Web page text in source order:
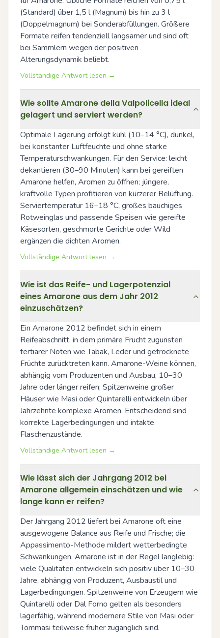
(Standard) über 1,5 l (Magnum) bis hin zu 3 l
(Doppelmagnum) bei Sonderabfüllungen. Größere
Formate reifen tendenziell langsamer und sind oft
bei Sammlern wegen der positiven
Alterungsdynamik beliebt.
Vollständige Antwort lesen →
Wie sollte Amarone della Valpolicella ideal
gelagert und serviert werden?
Optimale Lagerung erfolgt kühl (10–14 °C), dunkel,
bei konstanter Luftfeuchte und ohne starke
Temperaturschwankungen. Für den Service: leicht
dekantieren (30–90 Minuten) kann bei gereiften
Amarone helfen, Aromen zu öffnen; jüngere,
kraftvolle Typen profitieren von kürzerer Belüftung.
Serviertemperatur 16–18 °C, großes bauchiges
Rotweinglas und passende Speisen wie gereifte
Käsesorten, geschmorte Gerichte oder Wild
ergänzen die dichten Aromen.
Vollständige Antwort lesen →
Wie ist das Reife- und Lagerpotenzial
eines Amarone aus dem Jahr 2012
einzuschätzen?
Ein Amarone 2012 befindet sich in einem
Reifeabschnitt, in dem primäre Frucht zugunsten
tertiärer Noten wie Tabak, Leder und getrocknete
Früchte zurücktreten kann. Amarone-Weine können,
abhängig vom Produzenten und Ausbau, 10–30
Jahre oder länger reifen; Spitzenweine großer
Häuser wie Masi oder Quintarelli entwickeln über
Jahrzehnte komplexe Aromen. Entscheidend sind
korrekte Lagerbedingungen und intakte
Flaschenzustände.
Vollständige Antwort lesen →
Wie lässt sich der Jahrgang 2012 bei
Amarone allgemein einschätzen und wie
lange kann er reifen?
Der Jahrgang 2012 liefert bei Amarone oft eine
ausgewogene Balance aus Reife und Frische; die
Appassimento-Methode mildert wetterbedingte
Schwankungen. Amarone ist in der Regel langlebig:
viele Qualitäten entwickeln sich positiv über 10–30
Jahre, abhängig von Produzent, Ausbaustil und
Lagerbedingungen. Spitzenweine von Erzeugern wie
Quintarelli oder Dal Forno gelten als besonders
lagerfähig, während modernere Stile von Masi oder
Tommasi teilweise früher zugänglich sind.